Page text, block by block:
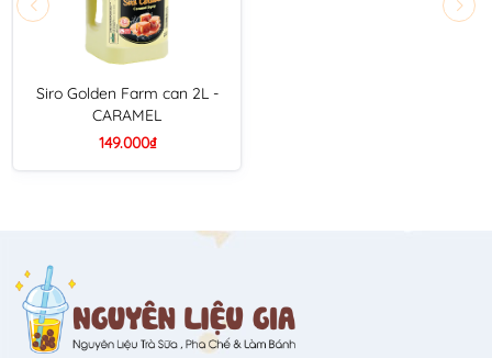
Siro Golden Farm can 2L -
CARAMEL
149.000₫